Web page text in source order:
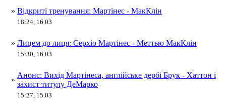
» Відкриті тренування: Мартінес - МакКлін
18:24, 16.03
» Лицем до лиця: Серхіо Мартінес - Меттью МакКлін
15:30, 16.03
»
Анонс: Вихід Мартінеса, англійське дербі Брук - Хаттон і
захист титулу ДеМарко
15:27, 15.03